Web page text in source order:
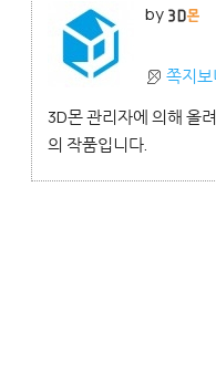
by
쪽지보
3D몬 관리자에 의해 올
의 작품입니다.